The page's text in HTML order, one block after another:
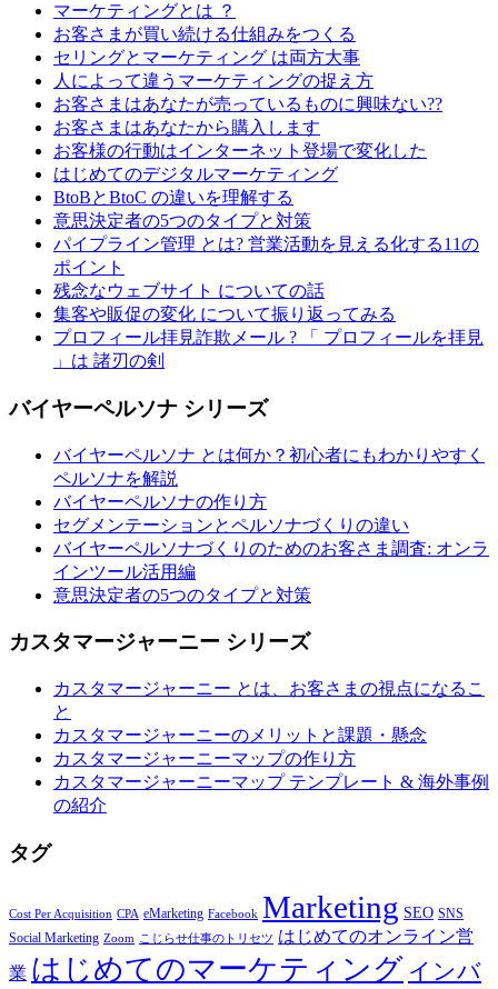
マーケティングとは ？
お客さまが買い続ける仕組みをつくる
セリングとマーケティング は両方大事
人によって違うマーケティングの捉え方
お客さまはあなたが売っているものに興味ない??
お客さまはあなたから購入します
お客様の行動はインターネット登場で変化した
はじめてのデジタルマーケティング
BtoBとBtoC の違いを理解する
意思決定者の5つのタイプと対策
パイプライン管理 とは? 営業活動を見える化する11の
ポイント
残念なウェブサイト についての話
集客や販促の変化 について振り返ってみる
プロフィール拝見詐欺メール ? 「 プロフィールを拝見
」は 諸刃の剣
バイヤーペルソナ シリーズ
バイヤーペルソナ とは何か？初心者にもわかりやすく
ペルソナを解説
バイヤーペルソナの作り方
セグメンテーションとペルソナづくりの違い
バイヤーペルソナづくりのためのお客さま調査: オンラ
インツール活用編
意思決定者の5つのタイプと対策
カスタマージャーニー シリーズ
カスタマージャーニー とは、お客さまの視点になるこ
と
カスタマージャーニーのメリットと課題・懸念
カスタマージャーニーマップの作り方
カスタマージャーニーマップ テンプレート & 海外事例
の紹介
タグ
Cost Per Acquisition CPA eMarketing Facebook Marketing SEO SNS
Social Marketing Zoom こじらせ仕事のトリセツ はじめてのオンライン営
業 はじめてのマーケティング インバ